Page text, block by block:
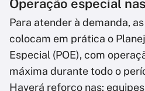
Operação especial
Para atender à demanda,
colocam em prática o
Especial (POE), com
máxima durante todo o
Haverá reforço nas: